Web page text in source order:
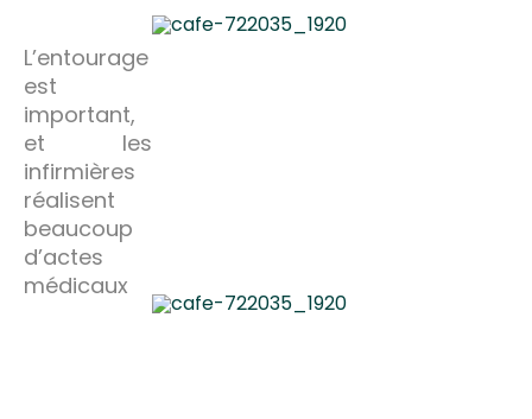
L’entourage
est
important,
et les
infirmières
réalisent
beaucoup
d’actes
médicaux